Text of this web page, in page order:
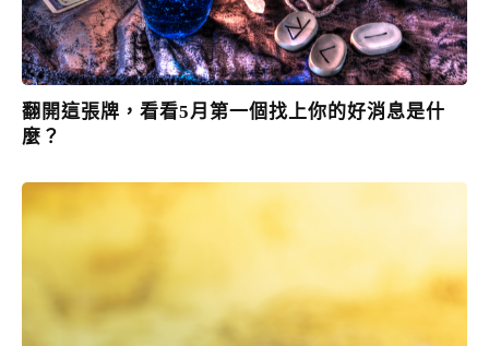
翻開這張牌，看看5月第一個找上你的好消息是什
麼？